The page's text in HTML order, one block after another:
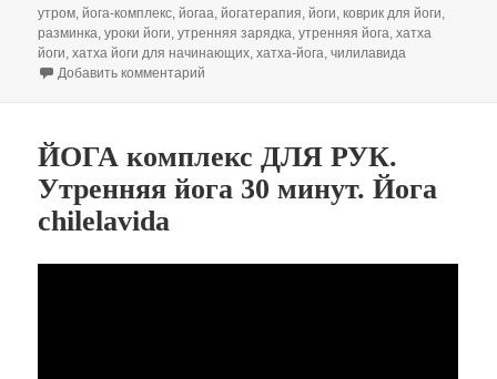
утром ,йога-комплекс ,йогаа ,йогатерапия ,йоги ,коврик для йоги
разминка ,уроки йоги ,утренняя зарядка ,утренняя йога ,хатха
йоги ,хатха йоги для начинающих ,хатха-йога ,чилилавида
Добавить комментарий
ЙОГА комплекс ДЛЯ РУК.
Утренняя йога 30 минут. Йога
chilelavida